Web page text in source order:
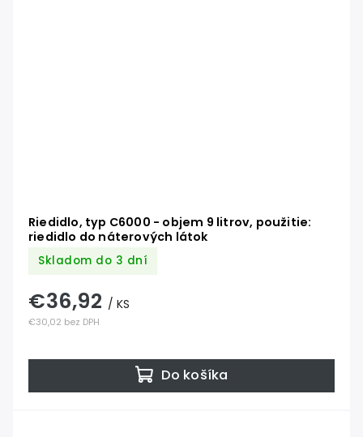
Riedidlo, typ C6000 - objem 9 litrov, použitie:
riedidlo do náterových látok
Skladom do 3 dní
€30,02 bez DPH
€36,92 / KS
Do košíka